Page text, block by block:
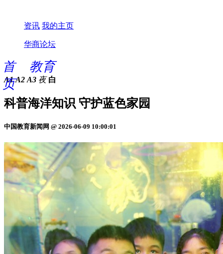
资讯 我的主页
华商论坛
首
页
教育
A1 A2 A3 夜 白
科普海洋知识 守护蓝色家园
中国教育新闻网 @ 2026-06-09 10:00:01